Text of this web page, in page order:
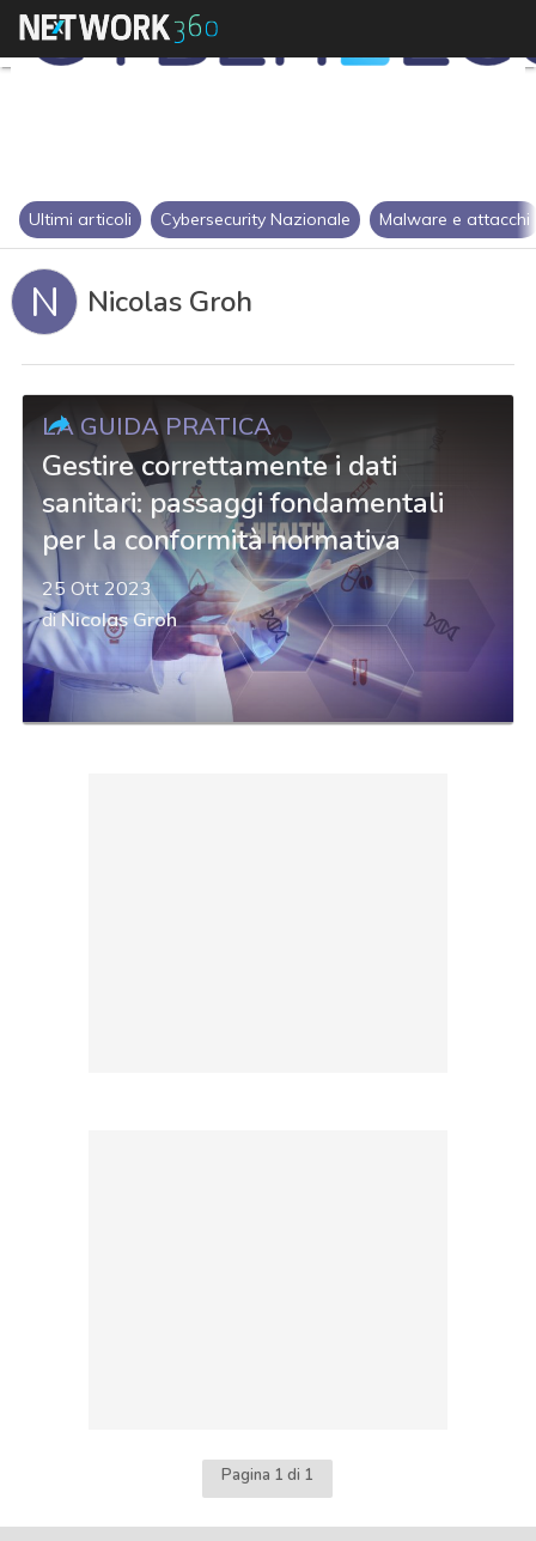
Ultimi articoli Cybersecurity Nazionale Malware e attacchi
N Nicolas Groh
LA GUIDA PRATICA
Gestire correttamente i dati
sanitari: passaggi fondamentali
per la conformità normativa
25 Ott 2023
diNicolas Groh
Pagina 1 di 1